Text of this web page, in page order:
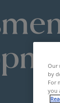
Our
by
For
you